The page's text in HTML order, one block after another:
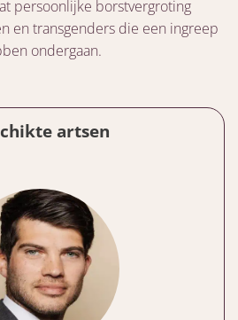
persoonlijke borstvergroting
en transgenders die een ingreep
ondergaan.
artsen